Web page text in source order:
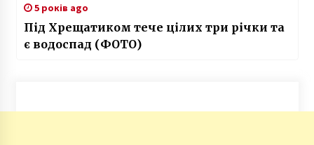
5 років ago
Під Хрещатиком тече цілих три річки та
є водоспад (ФОТО)